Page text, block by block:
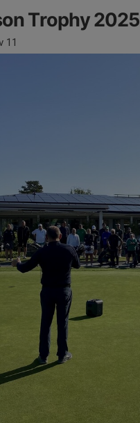
Trophy 2025
11